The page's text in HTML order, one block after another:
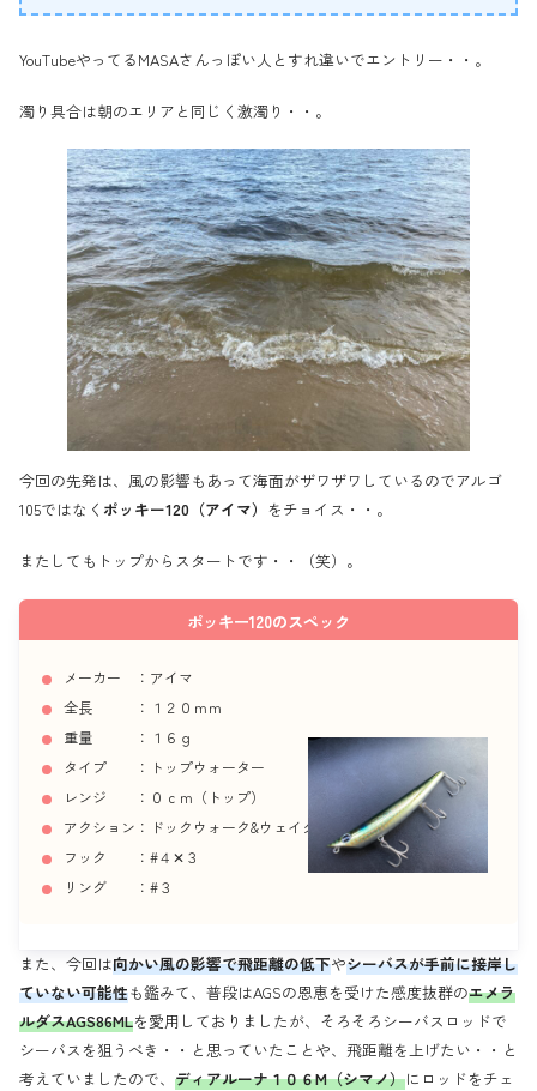
YouTubeやってるMASAさんっぽい人とすれ違いでエントリー・・。
濁り具合は朝のエリアと同じく激濁り・・。
今回の先発は、風の影響もあって海面がザワザワしているのでアルゴ
105ではなく ポッキー120（アイマ） をチョイス・・。
またしてもトップからスタートです・・（笑）。
ポッキー120のスペック
メーカー ：アイマ
全長 ：１２０ｍｍ
重量 ：１６ｇ
タイプ ：トップウォーター
レンジ ：０ｃｍ（トップ）
アクション：ドックウォーク&ウェイク
フック ：#４✕３
リング ：#３
また、今回は向かい風の影響で飛距離の低下やシーバスが手前に接岸し
ていない可能性も鑑みて、普段はAGSの恩恵を受けた感度抜群のエメラ
ルダスAGS86MLを愛用しておりましたが、そろそろシーバスロッドで
シーバスを狙うべき・・と思っていたことや、飛距離を上げたい・・と
考えていましたので、 ディアルーナ１０６M（シマノ）にロッドをチェ